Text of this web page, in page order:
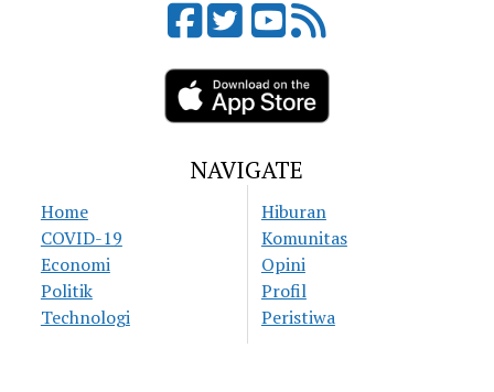
NAVIGATE
Home
COVID-19
Economi
Politik
Technologi
Hiburan
Komunitas
Opini
Profil
Peristiwa